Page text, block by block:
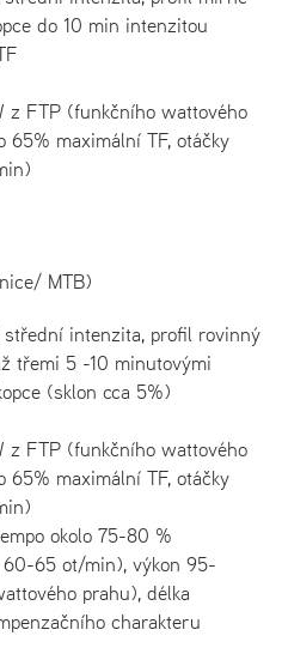
do 10 min intenzitou
z FTP (funkčního wattového
65% maximální TF, otáčky
MTB)
intenzita, profil rovinný
třemi 5 -10 minutovými
(sklon cca 5%)
z FTP (funkčního wattového
65% maximální TF, otáčky
okolo 75-80 %
65 ot/min), výkon 95-
prahu), délka
charakteru